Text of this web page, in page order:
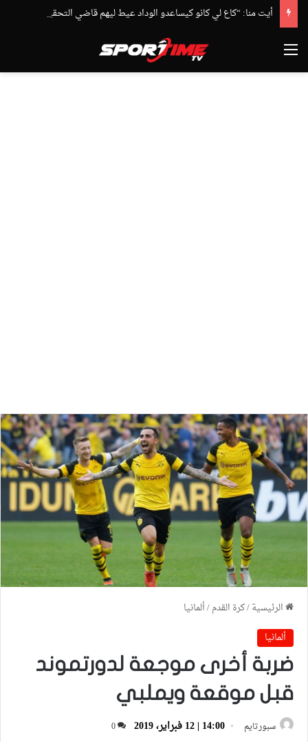
القائمة
الرئيسية/كرة القدم/ألمانيا
ألمانيا
ضربة أخرى موجعة لدورتموند
قبل موقعة ويملبي
سبورتايم 14:00 | 12 فبراير، 2019 0